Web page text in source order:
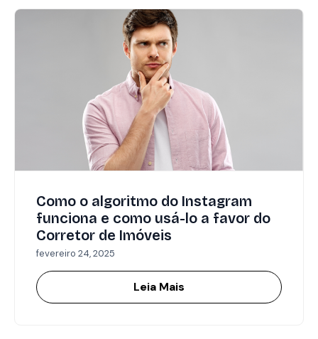
Como o algoritmo do Instagram
funciona e como usá-lo a favor do
Corretor de Imóveis
fevereiro 24, 2025
Leia Mais